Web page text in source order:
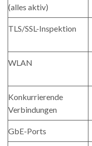
(alles aktiv)
TLS/SSL-Inspektion
WLAN
Konkurrierende
Verbindungen
GbE-Ports